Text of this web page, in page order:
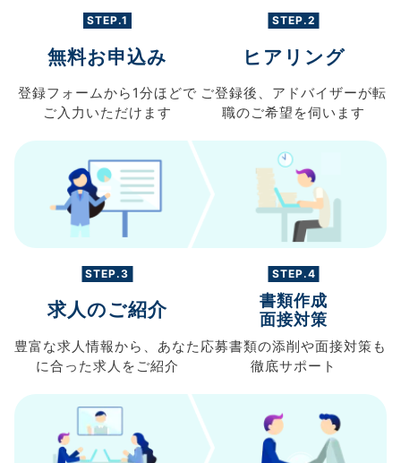
STEP.1
無料お申込み
登録フォームから 1分ほどで
ご入力 いただけます
STEP.2
ヒアリング
ご登録後、 アドバイザーが転
職のご希望を伺います
STEP.3
求人のご紹介
豊富な求人情報から、 あなた
に合った求人を ご紹介
STEP.4
書類作成
面接対策
応募書類の添削や面接対策も
徹底サポート